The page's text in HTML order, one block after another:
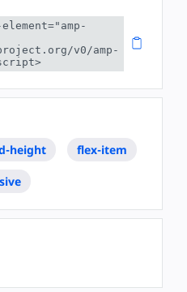
v0/amp-
height flex-item